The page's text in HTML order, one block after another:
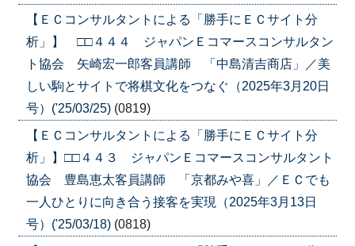
【ＥＣコンサルタントによる「勝手にＥＣサイト分
析」】 □□４４４ ジャパンＥコマースコンサルタン
ト協会 矢崎宏一郎客員講師 「中島清吉商店」／美
しい駒とサイトで将棋文化をつなぐ（2025年3月20日
号）('25/03/25) (0819)
【ＥＣコンサルタントによる「勝手にＥＣサイト分
析」】□□４４３ ジャパンＥコマースコンサルタント
協会 豊島恵太客員講師 「京都みや喜」／ＥＣでも
一人ひとりに向き合う接客を実現（2025年3月13日
号）('25/03/18) (0818)